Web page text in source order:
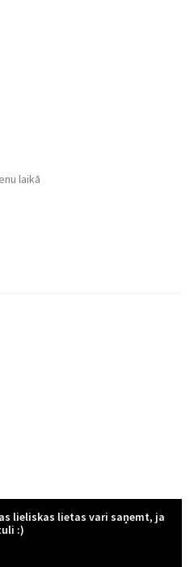
laikā
lieliskas lietas vari saņemt, ja
:)